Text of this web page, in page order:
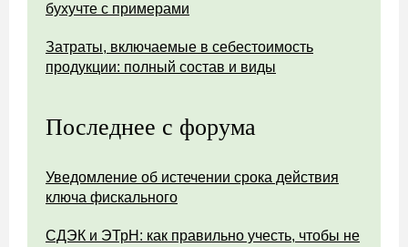
бухучте с примерами
Затраты, включаемые в себестоимость
продукции: полный состав и виды
Последнее с форума
Уведомление об истечении срока действия
ключа фискального
СДЭК и ЭТрН: как правильно учесть, чтобы не